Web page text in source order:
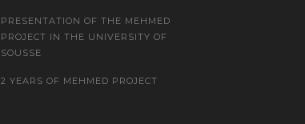
PRESENTATION OF THE MEHMED
PROJECT IN THE UNIVERSITY OF
SOUSSE
2 YEARS OF MEHMED PROJECT